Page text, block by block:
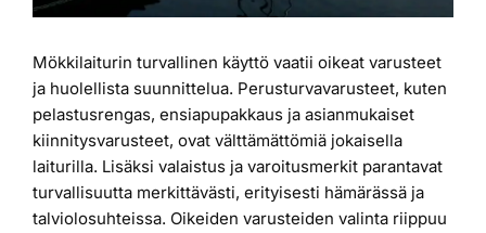
Mökkilaiturin turvallinen käyttö vaatii oikeat varusteet
ja huolellista suunnittelua. Perusturvavarusteet, kuten
pelastusrengas, ensiapupakkaus ja asianmukaiset
kiinnitysvarusteet, ovat välttämättömiä jokaisella
laiturilla. Lisäksi valaistus ja varoitusmerkit parantavat
turvallisuutta merkittävästi, erityisesti hämärässä ja
talviolosuhteissa. Oikeiden varusteiden valinta riippuu